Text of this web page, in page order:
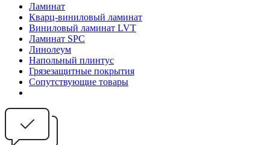
Ламинат
Кварц-виниловый ламинат
Виниловый ламинат LVT
Ламинат SPC
Линолеум
Напольный плинтус
Грязезащитные покрытия
Сопутствующие товары